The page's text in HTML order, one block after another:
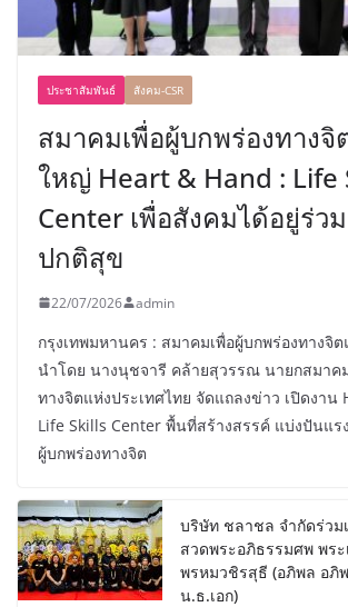
ประชาสัมพันธ์ สังคม-CSR
สมาคมเพื่อผู้บกพร่องทางจิ
ใหญ่ Heart & Hand : Life
Center เพื่อสังคมได้อยู่ร่ว
ปกติสุข
22/07/2026 admin
กรุงเทพมหานคร : สมาคมเพื่อผู้บกพร่องทางจิต
นำโดย นางนุชจารี คล้ายสุวรรณ นายกสมาค
ทางจิตแห่งประเทศไทย จัดแถลงข่าว เปิดงาน
Life Skills Center พื้นที่สร้างสรรค์ แบ่งปันแร
ผู้บกพร่องทางจิต
บริษัท ชลาชล จำกัดร่วม
สวดพระอภิธรรมศพ พร
พรหมวชิรสุธี (อภิพล อภิ
น.ธ.เอก)